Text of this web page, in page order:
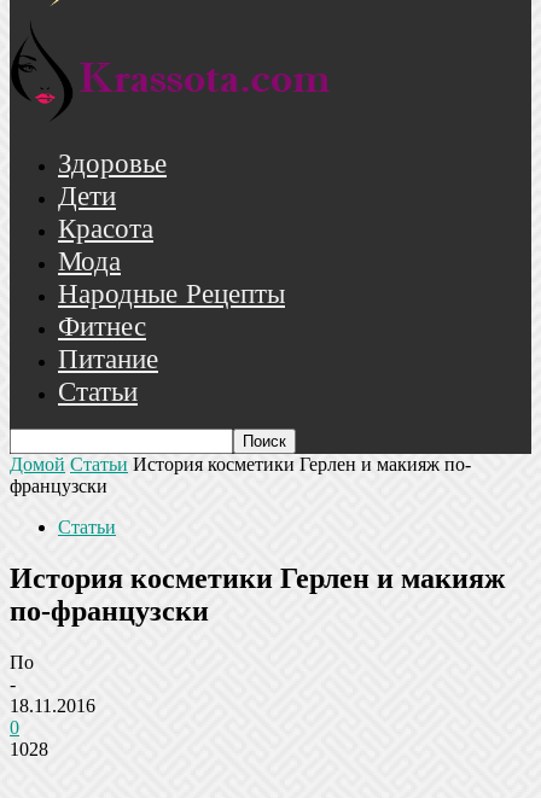
Здоровье
Дети
Красота
Мода
Народные Рецепты
Фитнес
Питание
Статьи
Домой Статьи История косметики Герлен и макияж по-
французски
Статьи
История косметики Герлен и макияж
по-французски
По
-
18.11.2016
0
1028